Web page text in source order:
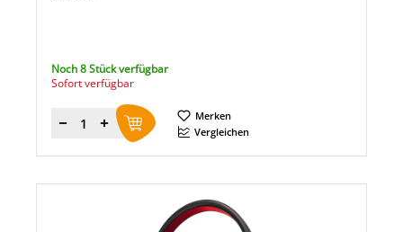
Noch 8 Stück verfügbar
Sofort verfügbar
Menge
Merken
Vergleichen